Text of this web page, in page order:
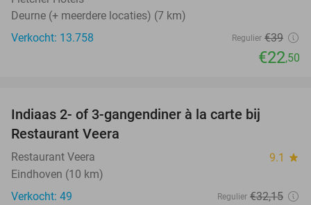
Deurne (+ meerdere locaties) (7 km)
Verkocht: 13.758
Regulier €39
€22,50
Indiaas 2- of 3-gangendiner à la carte bij
Restaurant Veera
Restaurant Veera 9.1 star
Eindhoven (10 km)
Verkocht: 49
Regulier €32,15